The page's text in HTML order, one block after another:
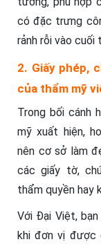
có đặc trưng
rảnh rỗi vào cuối
2. Giấy phép,
của thẩm mỹ
Trong bối cánh
mỹ xuất hiện,
nên cơ sở làm
các giấy tờ,
thẩm quyền hay
Với Đại Việt,
khi đơn vị được